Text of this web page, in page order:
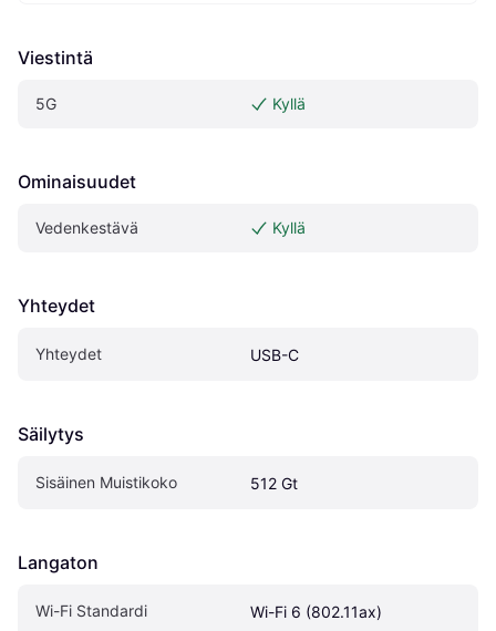
Viestintä
5G Kyllä
Ominaisuudet
Vedenkestävä Kyllä
Yhteydet
Yhteydet USB-C
Säilytys
Sisäinen Muistikoko 512 Gt
Langaton
Wi-Fi Standardi Wi-Fi 6 (802.11ax)